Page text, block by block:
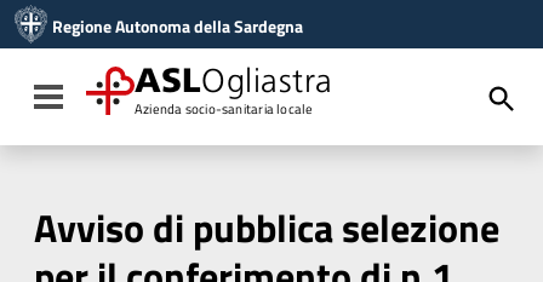
Vai al menu di navigazione
Vai al footer
Regione Autonoma della Sardegna
Toggle navigation
ASLOgliastra
Azienda socio-sanitaria locale
Avviso di pubblica selezione